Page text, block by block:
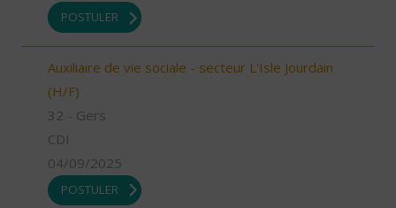
POSTULER
Auxiliaire de vie sociale - secteur L'Isle Jourdain
(H/F)
32 - Gers
CDI
04/09/2025
POSTULER